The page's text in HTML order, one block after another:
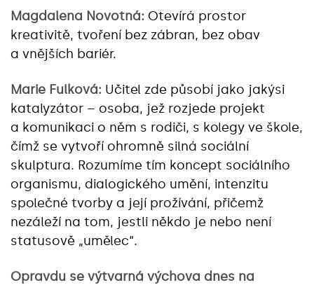
Magdalena Novotná: Otevírá prostor
kreativitě, tvoření bez zábran, bez obav
a vnějších bariér.
Marie Fulková: Učitel zde působí jako jakýsi
katalyzátor – osoba, jež rozjede projekt
a komunikaci o něm s rodiči, s kolegy ve škole,
čímž se vytvoří ohromně silná sociální
skulptura. Rozumíme tím koncept sociálního
organismu, dialogického umění, intenzitu
společné tvorby a její prožívání, přičemž
nezáleží na tom, jestli někdo je nebo není
statusově „umělec“.
Opravdu se výtvarná výchova dnes na